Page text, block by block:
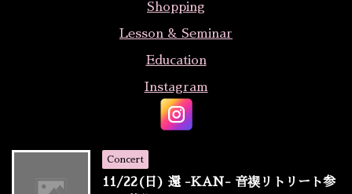
Shopping
Lesson & Seminar
Education
Instagram
Concert
11/22(日) 還 -KAN- 音禊リトリート参